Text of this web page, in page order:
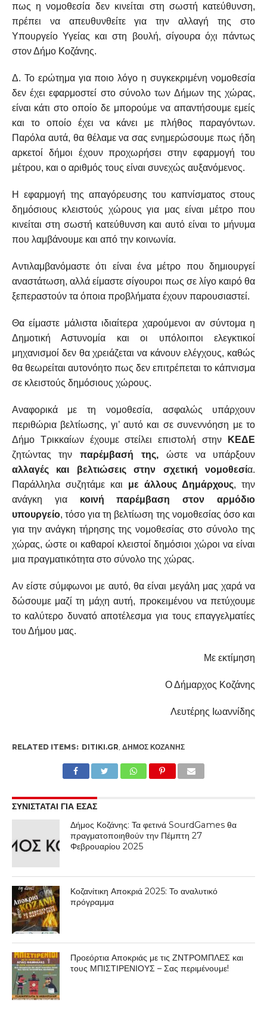
πως η νομοθεσία δεν κινείται στη σωστή κατεύθυνση,
πρέπει να απευθυνθείτε για την αλλαγή της στο
Υπουργείο Υγείας και στη βουλή, σίγουρα όχι πάντως
στον Δήμο Κοζάνης.
Δ. Το ερώτημα για ποιο λόγο η συγκεκριμένη νομοθεσία
δεν έχει εφαρμοστεί στο σύνολο των Δήμων της χώρας,
είναι κάτι στο οποίο δε μπορούμε να απαντήσουμε εμείς
και το οποίο έχει να κάνει με πλήθος παραγόντων.
Παρόλα αυτά, θα θέλαμε να σας ενημερώσουμε πως ήδη
αρκετοί δήμοι έχουν προχωρήσει στην εφαρμογή του
μέτρου, και ο αριθμός τους είναι συνεχώς αυξανόμενος.
Η εφαρμογή της απαγόρευσης του καπνίσματος στους
δημόσιους κλειστούς χώρους για μας είναι μέτρο που
κινείται στη σωστή κατεύθυνση και αυτό είναι το μήνυμα
που λαμβάνουμε και από την κοινωνία.
Αντιλαμβανόμαστε ότι είναι ένα μέτρο που δημιουργεί
αναστάτωση, αλλά είμαστε σίγουροι πως σε λίγο καιρό θα
ξεπεραστούν τα όποια προβλήματα έχουν παρουσιαστεί.
Θα είμαστε μάλιστα ιδιαίτερα χαρούμενοι αν σύντομα η
Δημοτική Αστυνομία και οι υπόλοιποι ελεγκτικοί
μηχανισμοί δεν θα χρειάζεται να κάνουν ελέγχους, καθώς
θα θεωρείται αυτονόητο πως δεν επιτρέπεται το κάπνισμα
σε κλειστούς δημόσιους χώρους.
Αναφορικά με τη νομοθεσία, ασφαλώς υπάρχουν
περιθώρια βελτίωσης, γι’ αυτό και σε συνεννόηση με το
Δήμο Τρικκαίων έχουμε στείλει επιστολή στην
ΚΕΔΕ
ζητώντας τηνπαρέμβασή της, ώστε να υπάρξουν
αλλαγές και βελτιώσεις στην σχετική νομοθεσία.
Παράλληλα συζητάμε και με άλλους Δημάρχους, την
ανάγκη για κοινή παρέμβαση στον αρμόδιο
υπουργείο, τόσο για τη βελτίωση της νομοθεσίας όσο και
για την ανάγκη τήρησης της νομοθεσίας στο σύνολο της
χώρας, ώστε οι καθαροί κλειστοί δημόσιοι χώροι να είναι
μια πραγματικότητα στο σύνολο της χώρας.
Αν είστε σύμφωνοι με αυτό, θα είναι μεγάλη μας χαρά να
δώσουμε μαζί τη μάχη αυτή, προκειμένου να πετύχουμε
το καλύτερο δυνατό αποτέλεσμα για τους επαγγελματίες
του Δήμου μας.
Με εκτίμηση
Ο Δήμαρχος Κοζάνης
Λευτέρης Ιωαννίδης
RELATED ITEMS: DITIKI.GR ΔΉΜΟΣ ΚΟΖΆΝΗΣ
ΣΥΝΙΣΤΑΤΑΙ ΓΙΑ ΕΣΑΣ
Δήμος Κοζάνης: Τα φετινά SourdGames θα
πραγματοποιηθούν την Πέμπτη 27
Φεβρουαρίου 2025
Κοζανίτικη Αποκριά 2025: Το αναλυτικό
πρόγραμμα
Προεόρτια Αποκριάς με τις ΖΝΤΡΟΜΠΛΕΣ και
τους ΜΠΙΣΤΙΡΕΝΙΟΥΣ – Σας περιμένουμε!